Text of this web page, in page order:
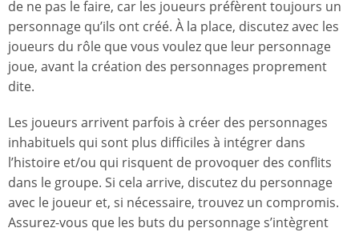
de ne pas le faire, car les joueurs préfèrent toujours un
personnage qu’ils ont créé. À la place, discutez avec les
joueurs du rôle que vous voulez que leur personnage
joue, avant la création des personnages proprement
dite.
Les joueurs arrivent parfois à créer des personnages
inhabituels qui sont plus difficiles à intégrer dans
l’histoire et/ou qui risquent de provoquer des conflits
dans le groupe. Si cela arrive, discutez du personnage
avec le joueur et, si nécessaire, trouvez un compromis.
Assurez-vous que les buts du personnage s’intègrent